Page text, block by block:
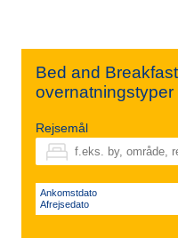
Bed and
overnatningstyper
Rejsemål
Ankomstdato
Afrejsedato